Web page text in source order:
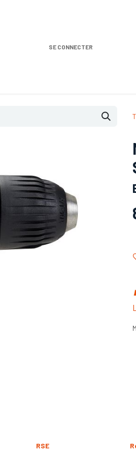
SE CONNECTER
RSE